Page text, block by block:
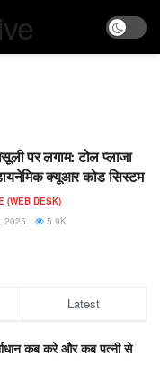
पर लगाम: टोल प्लाजा
क्यूआर कोड सिस्टम
(WEB DESK)
2025
5.9K
Latest
कब करे और कब पत्नी से